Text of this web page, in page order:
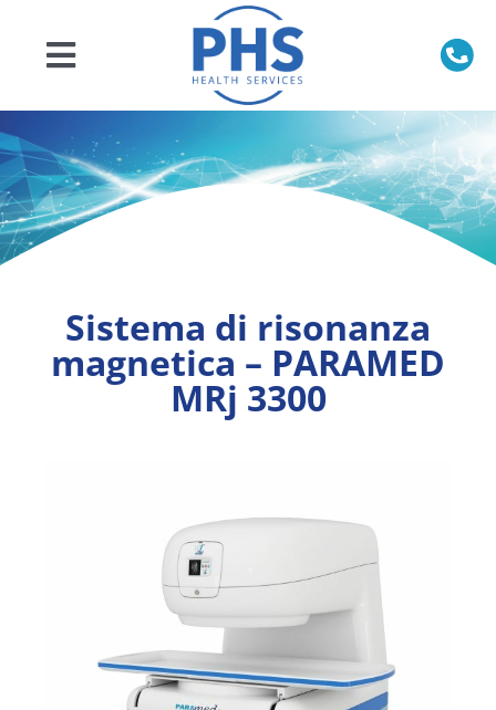
contenutoToggle
Navigation
Chi siamo
ServiziSistema di risonanza
magnetica – PARAMED
MRj 3300